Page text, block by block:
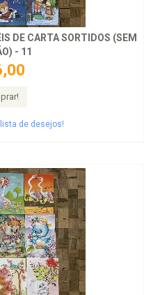
DE CARTA SORTIDOS (SEM
- 11
de desejos!